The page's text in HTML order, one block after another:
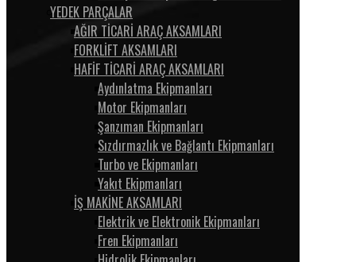
YEDEK PARÇALAR
AĞIR TİCARİ ARAÇ AKSAMLARI
FORKLİFT AKSAMLARI
HAFİF TİCARİ ARAÇ AKSAMLARI
Aydınlatma Ekipmanları
Motor Ekipmanları
Şanzıman Ekipmanları
Sızdırmazlık ve Bağlantı Ekipmanları
Turbo ve Ekipmanları
Yakıt Ekipmanları
İŞ MAKİNE AKSAMLARI
Elektrik ve Elektronik Ekipmanları
Fren Ekipmanları